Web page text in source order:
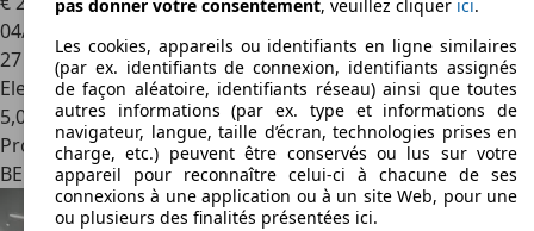
04/2024
27 023 km
Electrique/Essence
5,0 l/100 km (mixte)
Professionnel
BE 6800Recogne
pas donner votre consentement, veuillez cliquer ici.
Les cookies, appareils ou identifiants en ligne similaires
(par ex. identifiants de connexion, identifiants assignés
de façon aléatoire, identifiants réseau) ainsi que toutes
autres informations (par ex. type et informations de
navigateur, langue, taille d’écran, technologies prises en
charge, etc.) peuvent être conservés ou lus sur votre
appareil pour reconnaître celui-ci à chacune de ses
connexions à une application ou à un site Web, pour une
ou plusieurs des finalités présentées ici.